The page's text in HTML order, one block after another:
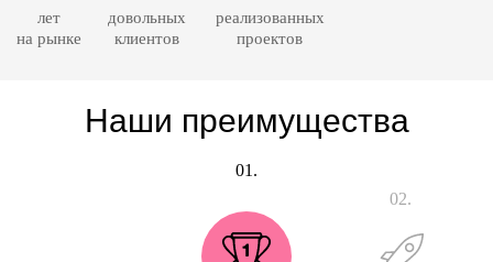
лет
на рынке
довольных
клиентов
реализованных
проектов
Наши преимущества
01.
02.